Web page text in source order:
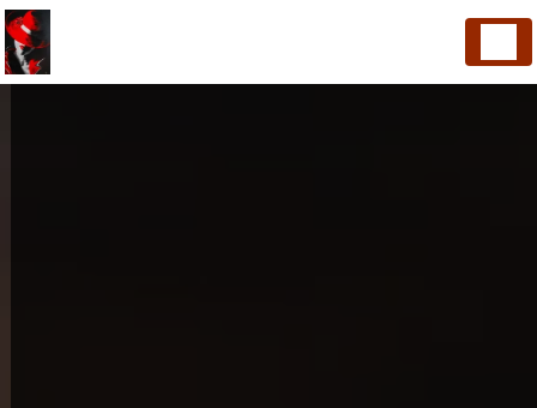
Panneau de gestion des cookies